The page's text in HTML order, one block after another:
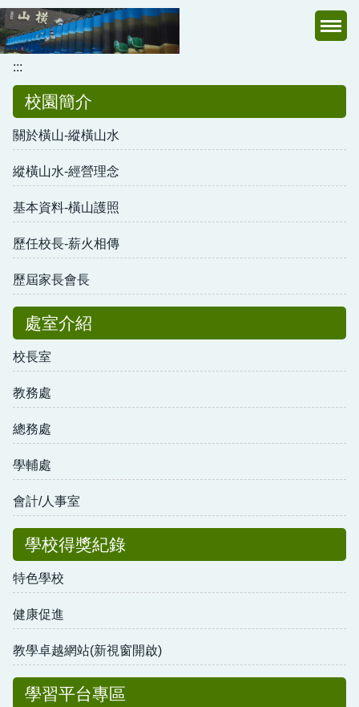
跳
到
主
要
內
區
:::
校園簡介
關於橫山-縱橫山水
縱橫山水-經營理念
基本資料-橫山護照
歷任校長-薪火相傳
歷屆家長會長
處室介紹
校長室
教務處
總務處
學輔處
會計/人事室
學校得獎紀錄
特色學校
健康促進
教學卓越網站(新視窗開啟)
學習平台專區